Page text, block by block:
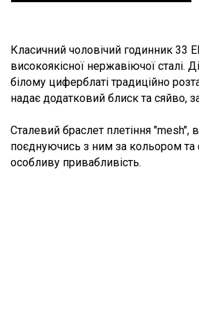
Опис товару
Класичний чоловічий годинник
високоякісної нержавіючої сталі.
білому циферблаті традиційно
надає додатковий блиск та сяйво,
Сталевий браслет плетіння "mesh",
поєднуючись з ним за кольором та
особливу привабливість.